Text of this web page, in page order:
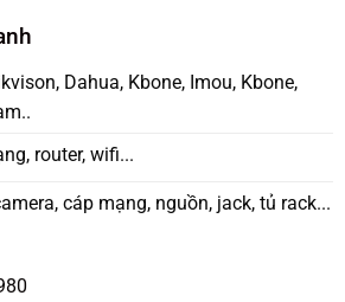
Dahua, Kbone, Imou, Kbone,
router, wifi...
cáp mạng, nguồn, jack, tủ rack...